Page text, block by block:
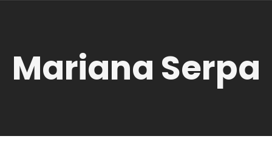
Mariana Serpa